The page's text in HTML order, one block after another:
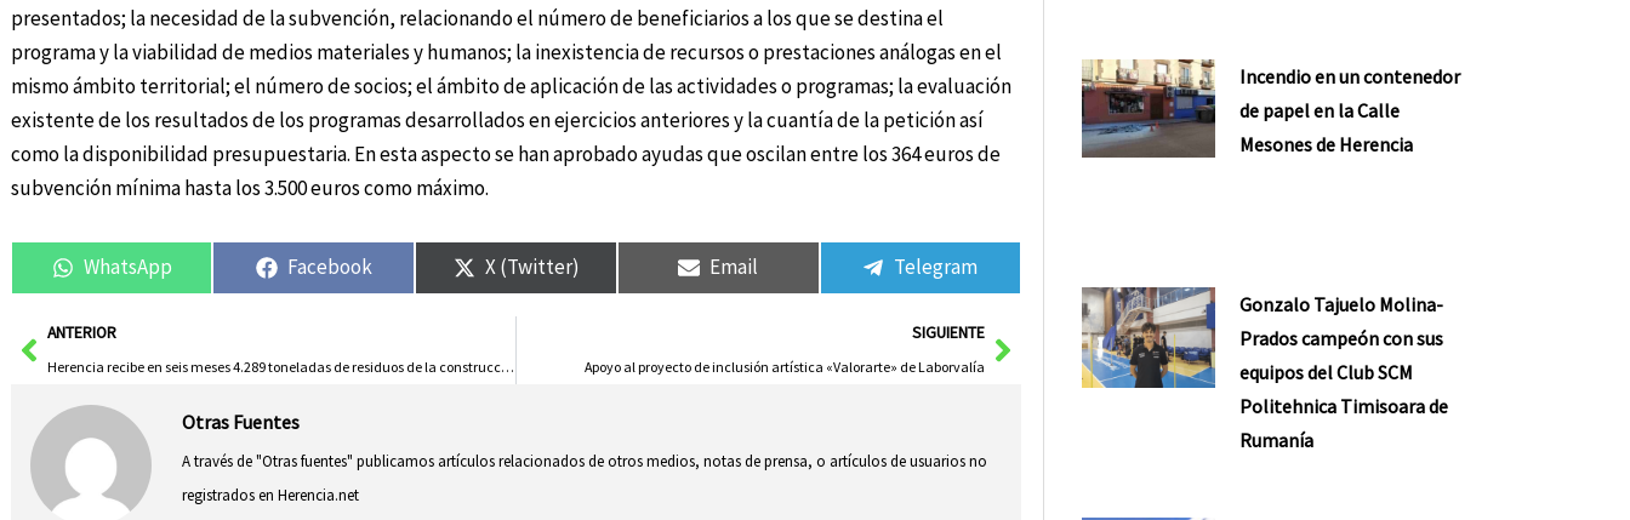
presentados; la necesidad de la subvención, relacionando el número de beneficiarios a los que se destina el
programa y la viabilidad de medios materiales y humanos; la inexistencia de recursos o prestaciones análogas en el
mismo ámbito territorial; el número de socios; el ámbito de aplicación de las actividades o programas; la evaluación
existente de los resultados de los programas desarrollados en ejercicios anteriores y la cuantía de la petición así
como la disponibilidad presupuestaria. En esta aspecto se han aprobado ayudas que oscilan entre los 364 euros de
subvención mínima hasta los 3.500 euros como máximo.
WhatsApp Facebook X (Twitter) Email Telegram
AntANTERIOR
Herencia recibe en seis meses 4.289 toneladas de residuos de la construcción
SIGUIENTE
Apoyo al proyecto de inclusión artística «Valorarte» de Laborvalía
Siguiente
Otras Fuentes
A través de "Otras fuentes" publicamos artículos relacionados de otros medios, notas de prensa, o artículos de usuarios no
registrados en Herencia.net
Incendio en un contenedor
de papel en la Calle
Mesones de Herencia
Gonzalo Tajuelo Molina-
Prados campeón con sus
equipos del Club SCM
Politehnica Timisoara de
Rumanía